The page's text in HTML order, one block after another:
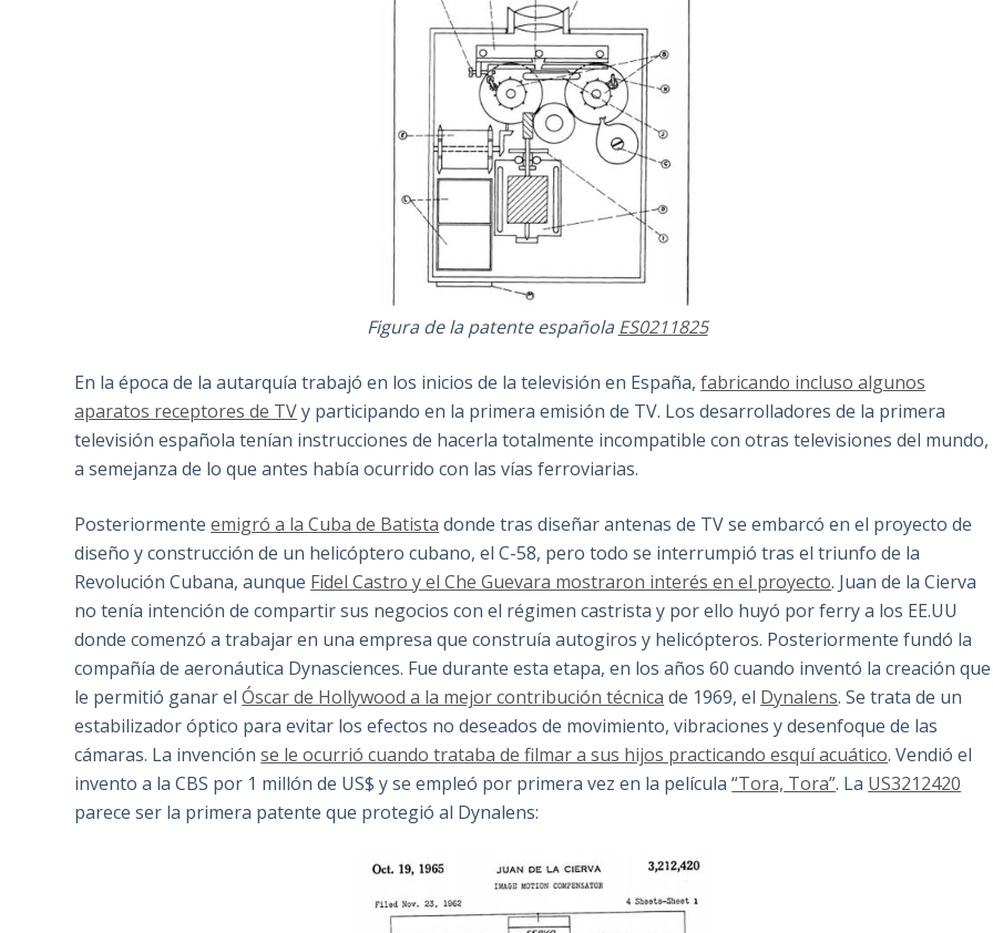
Figura de la patente española ES0211825
En la época de la autarquía trabajó en los inicios de la televisión en España,fabricando incluso algunos
aparatos receptores de TVy participando en la primera emisión de TV. Los desarrolladores de la primera
televisión española tenían instrucciones de hacerla totalmente incompatible con otras televisiones del mundo,
a semejanza de lo que antes había ocurrido con las vías ferroviarias.
Posteriormenteemigró a la Cuba de Batista donde tras diseñar antenas de TV se embarcó en el proyecto de
diseño y construcción de un helicóptero cubano, el C-58, pero todo se interrumpió tras el triunfo de la
Revolución Cubana, aunque Fidel Castro y el Che Guevara mostraron interés en el proyecto. Juan de la Cierva
no tenía intención de compartir sus negocios con el régimen castrista y por ello huyó por ferry a los EE.UU
donde comenzó a trabajar en una empresa que construía autogiros y helicópteros. Posteriormente fundó la
compañía de aeronáutica Dynasciences. Fue durante esta etapa, en los años 60 cuando inventó la creación que
le permitió ganar elÓscar de Hollywood a la mejor contribución técnica de 1969, el Dynalens. Se trata de un
estabilizador óptico para evitar los efectos no deseados de movimiento, vibraciones y desenfoque de las
cámaras. La invenciónse le ocurrió cuando trataba de filmar a sus hijos practicando esquí acuático. Vendió el
invento a la CBS por 1 millón de US$ y se empleó por primera vez en la película“Tora, Tora”. La US3212420
parece ser la primera patente que protegió al Dynalens: